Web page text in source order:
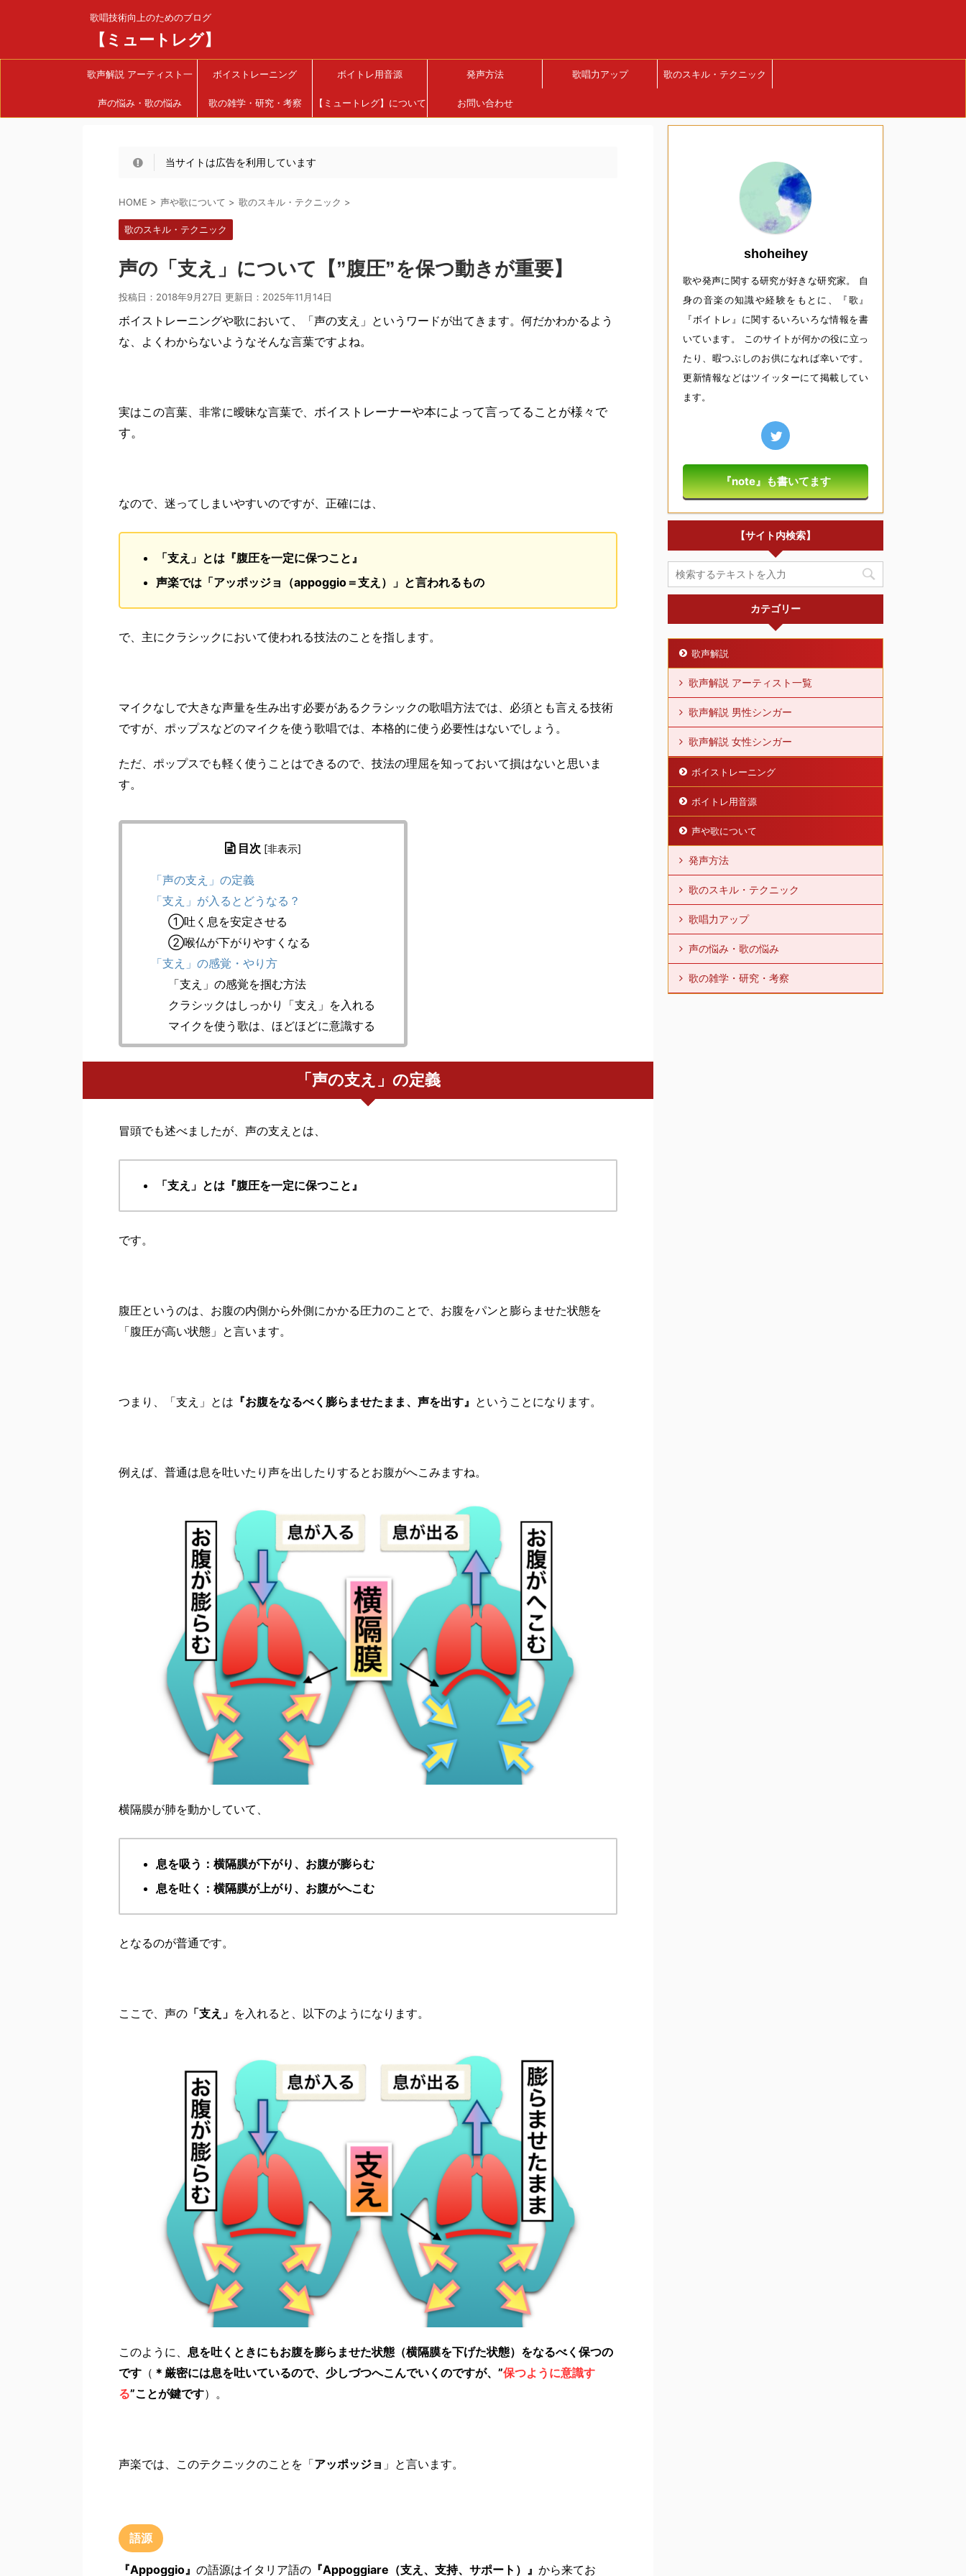
歌唱技術向上のためのブログ
【ミュートレグ】
歌声解説 アーティスト一
覧
ボイストレーニング ボイトレ用音源 発声方法 歌唱力アップ 歌のスキル・テクニック
声の悩み・歌の悩み 歌の雑学・研究・考察 【ミュートレグ】について お問い合わせ
当サイトは広告を利用しています
HOME > 声や歌について > 歌のスキル・テクニック >
歌のスキル・テクニック
声の「支え」について【”腹圧”を保つ動きが重要】
投稿日：2018年9月27日 更新日： 2025年11月14日
ボイストレーニングや歌において、「声の支え」というワードが出てきます。何だかわかるよう
な、よくわからないようなそんな言葉ですよね。
実はこの言葉、非常に曖昧な言葉で、 ボイストレーナーや本によって言ってることが様々で
す。
なので、迷ってしまいやすいのですが、正確には、
「支え」とは『腹圧を一定に保つこと』
声楽では「アッポッジョ（appoggio＝支え）」と言われるもの
で、主にクラシックにおいて使われる技法のことを指します。
マイクなしで大きな声量を生み出す必要があるクラシックの歌唱方法では、必須とも言える技術
ですが、ポップスなどのマイクを使う歌唱では、本格的に使う必要性はないでしょう。
ただ、ポップスでも軽く使うことはできるので、技法の理屈を知っておいて損はないと思いま
す。
目次 [非表示]
「声の支え」の定義
「支え」が入るとどうなる？
①吐く息を安定させる
②喉仏が下がりやすくなる
「支え」の感覚・やり方
「支え」の感覚を掴む方法
クラシックはしっかり「支え」を入れる
マイクを使う歌は、ほどほどに意識する
「声の支え」の定義
冒頭でも述べましたが、声の支えとは、
「支え」とは『腹圧を一定に保つこと』
です。
腹圧というのは、お腹の内側から外側にかかる圧力のことで、お腹をパンと膨らませた状態を
「腹圧が高い状態」と言います。
つまり、「支え」とは 『お腹をなるべく膨らませたまま、声を出す』 ということになります。
例えば、普通は息を吐いたり声を出したりするとお腹がへこみますね。
横隔膜が肺を動かしていて、
息を吸う：横隔膜が下がり、お腹が膨らむ
息を吐く：横隔膜が上がり、お腹がへこむ
となるのが普通です。
ここで、声の 「支え」 を入れると、以下のようになります。
このように、 息を吐くときにもお腹を膨らませた状態（横隔膜を下げた状態）をなるべく保つの
です （ ＊厳密には息を吐いているので、少しづつへこんでいくのですが、”保つように意識す
る”ことが鍵です）。
声楽では、このテクニックのことを「アッポッジョ 」と言います。
語源
『Appoggio』 の語源はイタリア語の 『Appoggiare（支え、支持、サポート）』 から来てお
shoheihey
歌や発声に関する研究が好きな研究家。 自
身の音楽の知識や経験をもとに、『歌』
『ボイトレ』に関するいろいろな情報を書
いています。 このサイトが何かの役に立っ
たり、暇つぶしのお供になれば幸いです。
更新情報などはツイッターにて掲載してい
ます。
『note』も書いてます
【サイト内検索】
カテゴリー
歌声解説
歌声解説 アーティスト一覧
歌声解説 男性シンガー
歌声解説 女性シンガー
ボイストレーニング
ボイトレ用音源
声や歌について
発声方法
歌のスキル・テクニック
歌唱力アップ
声の悩み・歌の悩み
歌の雑学・研究・考察